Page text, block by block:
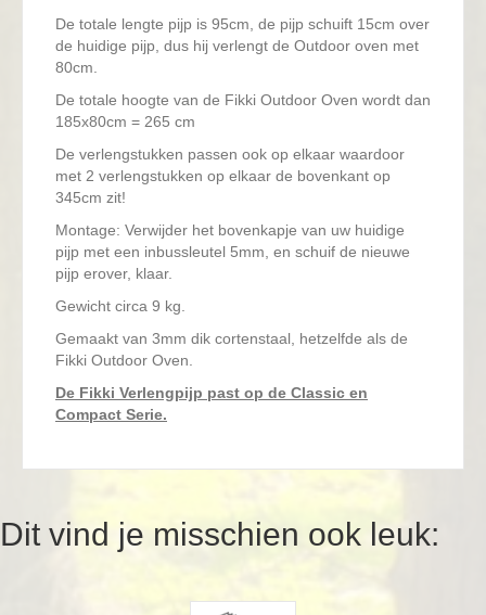
De totale lengte pijp is 95cm, de pijp schuift 15cm over
de huidige pijp, dus hij verlengt de Outdoor oven met
80cm.
De totale hoogte van de Fikki Outdoor Oven wordt dan
185x80cm = 265 cm
De verlengstukken passen ook op elkaar waardoor
met 2 verlengstukken op elkaar de bovenkant op
345cm zit!
Montage: Verwijder het bovenkapje van uw huidige
pijp met een inbussleutel 5mm, en schuif de nieuwe
pijp erover, klaar.
Gewicht circa 9 kg.
Gemaakt van 3mm dik cortenstaal, hetzelfde als de
Fikki Outdoor Oven.
De Fikki Verlengpijp past op de Classic en
Compact Serie.
Dit vind je misschien ook leuk: